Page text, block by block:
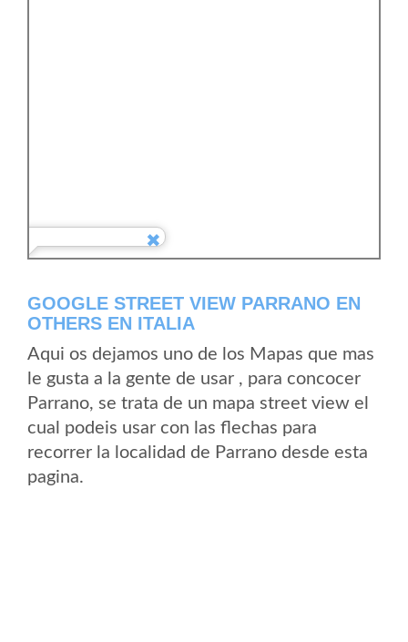
GOOGLE STREET VIEW PARRANO EN
OTHERS EN ITALIA
Aqui os dejamos uno de los Mapas que mas
le gusta a la gente de usar , para concocer
Parrano, se trata de un mapa street view el
cual podeis usar con las flechas para
recorrer la localidad de Parrano desde esta
pagina.